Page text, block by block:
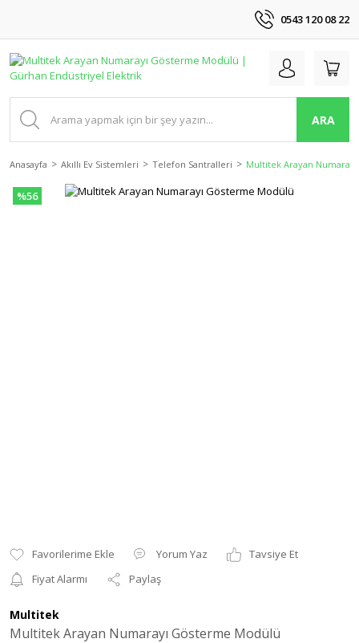
0543 120 08 22
ARA
Anasayfa Akıllı Ev Sistemleri Telefon Santralleri Multitek Arayan
%56
Yorum Yaz
Tavsiye Et
Fiyat Alarmı
Paylaş
Multitek
Multitek Arayan Numarayı Gösterme Modülü